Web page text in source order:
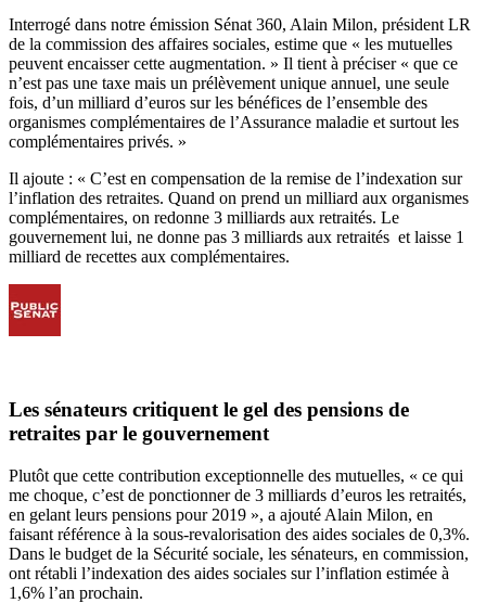
Interrogé dans notre émission Sénat 360, Alain Milon, président LR
de la commission des affaires sociales, estime que « les mutuelles
peuvent encaisser cette augmentation. » Il tient à préciser « que ce
n’est pas une taxe mais un prélèvement unique annuel, une seule
fois, d’un milliard d’euros sur les bénéfices de l’ensemble des
organismes complémentaires de l’Assurance maladie et surtout les
complémentaires privés. »
Il ajoute : « C’est en compensation de la remise de l’indexation sur
l’inflation des retraites. Quand on prend un milliard aux organismes
complémentaires, on redonne 3 milliards aux retraités. Le
gouvernement lui, ne donne pas 3 milliards aux retraités et laisse 1
milliard de recettes aux complémentaires.
Les sénateurs critiquent le gel des pensions de
retraites par le gouvernement
Plutôt que cette contribution exceptionnelle des mutuelles, « ce qui
me choque, c’est de ponctionner de 3 milliards d’euros les retraités,
en gelant leurs pensions pour 2019 », a ajouté Alain Milon, en
faisant référence à la sous-revalorisation des aides sociales de 0,3%.
Dans le budget de la Sécurité sociale, les sénateurs, en commission,
ont rétabli l’indexation des aides sociales sur l’inflation estimée à
1,6% l’an prochain.